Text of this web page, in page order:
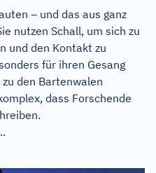
– und das aus ganz
nutzen Schall, um sich zu
und den Kontakt zu
für ihren Gesang
den Bartenwalen
dass Forschende